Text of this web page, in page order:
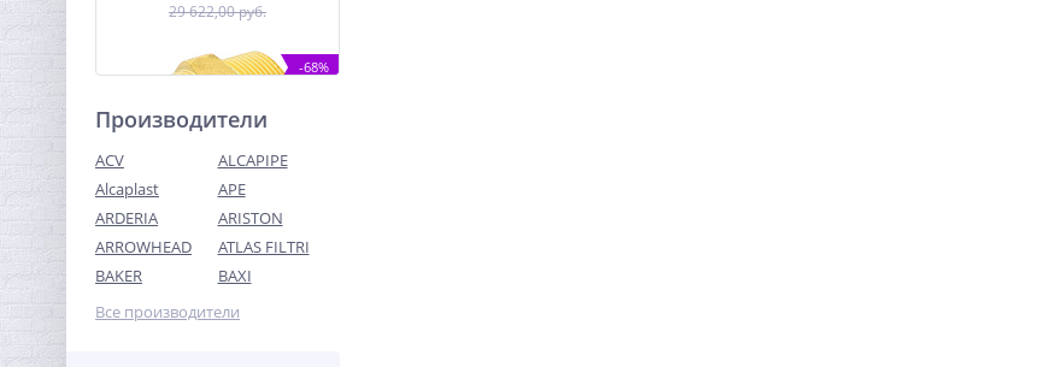
29 622,00 руб.
-68%
Ниппель резьбовой 2"1/2
(НР) латунь UNI-FITT
1 817,28
Производители
ACV
ALCAPIPE
Alcaplast
APE
ARDERIA
ARISTON
ARROWHEAD
ATLAS FILTRI
BAKER
BAXI
Все производители